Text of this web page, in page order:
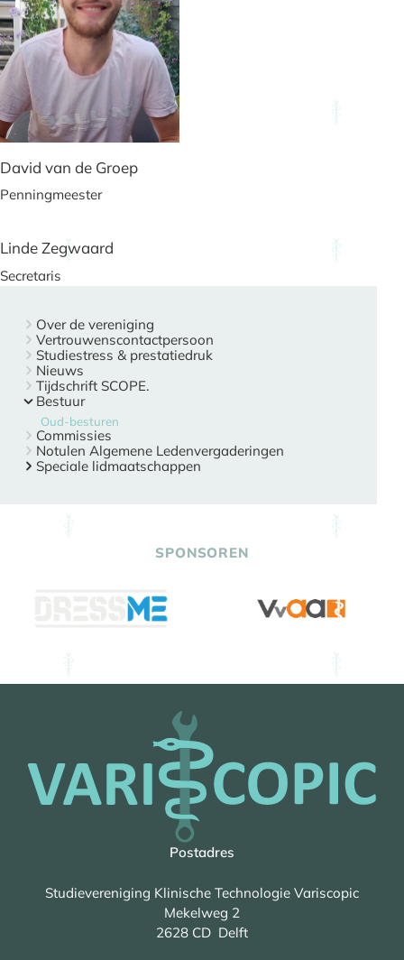
David van de Groep
Penningmeester
Linde Zegwaard
Secretaris
Over de vereniging
Vertrouwenscontactpersoon
Studiestress & prestatiedruk
Nieuws
Tijdschrift SCOPE.
Bestuur
Oud-besturen
Commissies
Notulen Algemene Ledenvergaderingen
Speciale lidmaatschappen
SPONSOREN
Postadres
Studievereniging Klinische Technologie Variscopic
Mekelweg 2
2628 CD Delft